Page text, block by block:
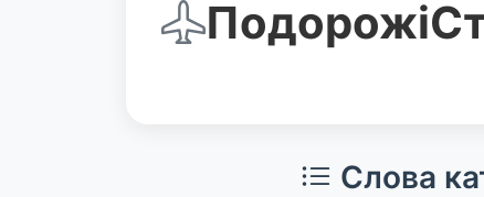
Подорожі
Слова